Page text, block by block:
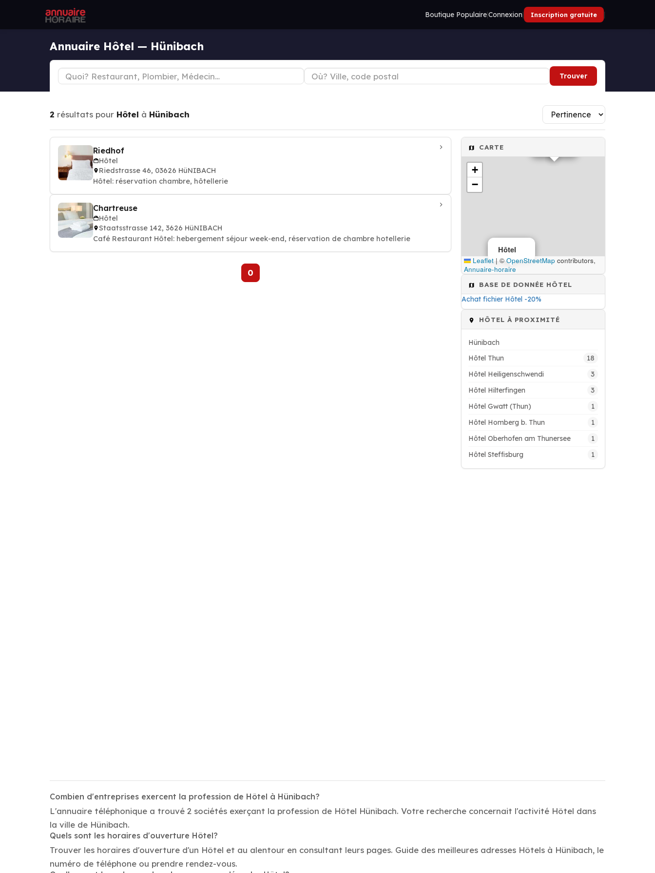
Boutique Populaire|Connexion| Inscription gratuite |
Annuaire Hôtel — Hünibach
Trouver
2 résultats pour Hôtel à Hünibach
Riedhof
Hôtel
Riedstrasse 46, 03626 HüNIBACH
Hôtel: réservation chambre, hôtellerie
Chartreuse
Hôtel
Staatsstrasse 142, 3626 HüNIBACH
Café Restaurant Hôtel: hebergement séjour week-end, réservation de chambre hotellerie
0
CARTE
Hôtel
+
−
Leaflet | © OpenStreetMap contributors,
Annuaire-horaire
BASE DE DONNÉE HÔTEL
Achat fichier Hôtel -20%
HÔTEL À PROXIMITÉ
Hünibach
Hôtel Thun
18
Hôtel Heiligenschwendi 3
Hôtel Hilterfingen 3
Hôtel Gwatt (Thun) 1
Hôtel Homberg b. Thun 1
Hôtel Oberhofen am Thunersee 1
Hôtel Steffisburg 1
Combien d'entreprises exercent la profession de Hôtel à Hünibach?
L'annuaire téléphonique a trouvé 2 sociétés exerçant la profession de Hôtel Hünibach. Votre recherche concernait l'activité Hôtel dans
la ville de Hünibach.
Quels sont les horaires d'ouverture Hôtel?
Trouver les horaires d'ouverture d'un Hôtel et au alentour en consultant leurs pages. Guide des meilleures adresses Hôtels à Hünibach, le
numéro de téléphone ou prendre rendez-vous.